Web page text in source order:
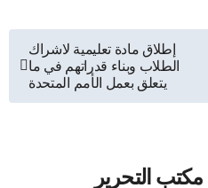
إطلاق مادة تعليمية لاشراك
الطلاب وبناء قدراتهم في ما
يتعلق بعمل الأمم المتحدة
مكتب التحرير